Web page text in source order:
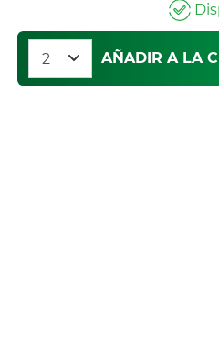
AÑADIR A LA